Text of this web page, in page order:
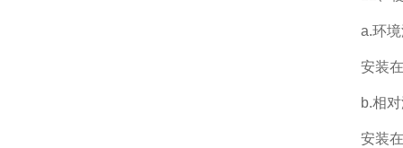
a.环
安装
b.相
安装